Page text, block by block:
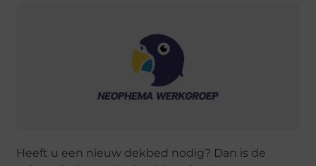
Heeft u een nieuw dekbed nodig? Dan is de